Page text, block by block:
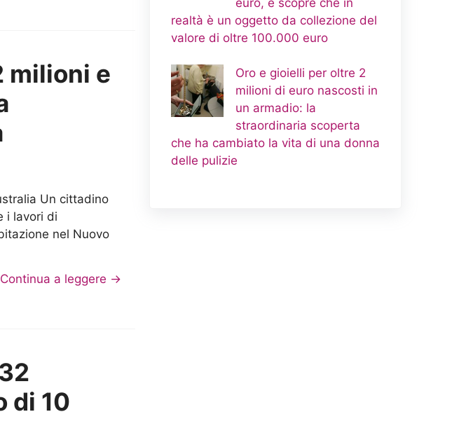
milioni e
Un cittadino
i lavori di
nel Nuovo
Continua a leggere →
di 10
realtà è un oggetto da collezione del
valore di oltre 100.000 euro
Oro e gioielli per oltre 2
milioni di euro nascosti in
un armadio: la
straordinaria scoperta
che ha cambiato la vita di una donna
delle pulizie